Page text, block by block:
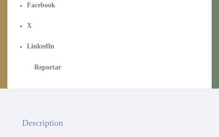
Facebook
X
LinkedIn
Reportar
Description